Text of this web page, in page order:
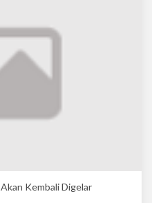
Kembali Digelar